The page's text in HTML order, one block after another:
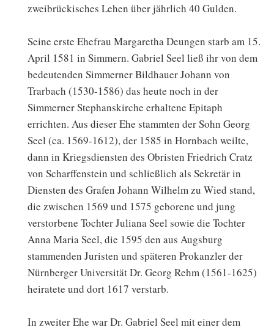
zweibrückisches Lehen über jährlich 40 Gulden.
Seine erste Ehefrau Margaretha Deungen starb am 15.
April 1581 in Simmern. Gabriel Seel ließ ihr von dem
bedeutenden Simmerner Bildhauer Johann von
Trarbach (1530-1586) das heute noch in der
Simmerner Stephanskirche erhaltene Epitaph
errichten. Aus dieser Ehe stammten der Sohn Georg
Seel (ca. 1569-1612), der 1585 in Hornbach weilte,
dann in Kriegsdiensten des Obristen Friedrich Cratz
von Scharffenstein und schließlich als Sekretär in
Diensten des Grafen Johann Wilhelm zu Wied stand,
die zwischen 1569 und 1575 geborene und jung
verstorbene Tochter Juliana Seel sowie die Tochter
Anna Maria Seel, die 1595 den aus Augsburg
stammenden Juristen und späteren Prokanzler der
Nürnberger Universität Dr. Georg Rehm (1561-1625)
heiratete und dort 1617 verstarb.
In zweiter Ehe war Dr. Gabriel Seel mit einer dem